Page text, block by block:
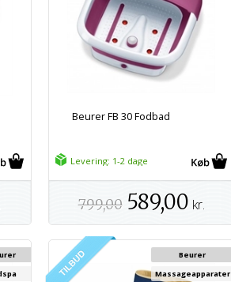
Beurer FB 30 Fodbad
Levering: 1-2 dage
799,00 589,00 kr.
Beurer
Massageapparater